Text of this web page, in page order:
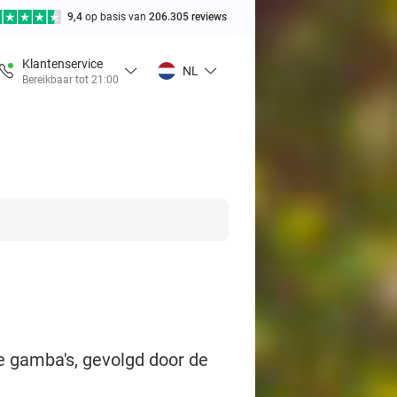
9,4 op basis van 206.305 reviews
Klantenservice
Bereikbaar tot 21:00
NL
gevolgd door de